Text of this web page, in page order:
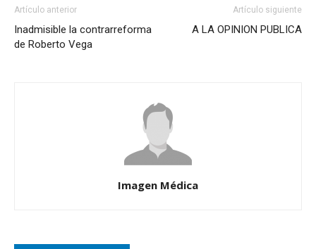
Artículo anterior
Inadmisible la contrarreforma
de Roberto Vega
Artículo siguiente
A LA OPINION PUBLICA
Imagen Médica